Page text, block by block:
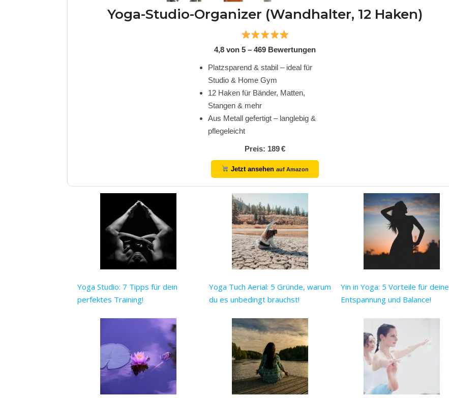
Yoga-Studio-Organizer (Wandhalter, 12 Haken)
4,8 von 5 – 469 Bewertungen
Platzsparend & stabil – ideal für
Studio & Home Gym
12 Haken für Bänder, Matten,
Stangen & mehr
Aus Metall gefertigt – langlebig &
pflegeleicht
Preis: 189 €
Jetzt ansehenauf Amazon
Yoga Studio: 7 Tipps für dein
perfektes Training!
Yoga Tuch Aerial: 5 Gründe, warum
du es unbedingt brauchst!
Yin in Yoga: 5 Vorteile für deine
Entspannung und Balance!